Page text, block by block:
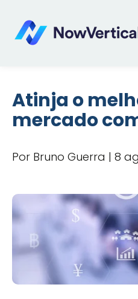
Atinja o
mercado
Por Bruno Guerra | 8